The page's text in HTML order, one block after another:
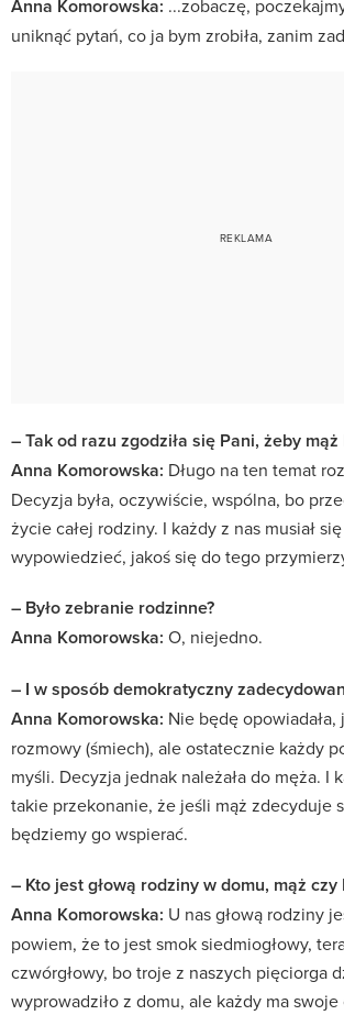
Anna Komorowska: ...zobaczę,
uniknąć pytań, co ja bym zrobiła, zanim
– Tak od razu zgodziła się Pani, żeby mąż
Anna Komorowska: Długo na ten temat
Decyzja była, oczywiście, wspólna, bo
życie całej rodziny. I każdy z nas musiał
wypowiedzieć, jakoś się do tego
– Było zebranie rodzinne?
Anna Komorowska: O, niejedno.
– I w sposób demokratyczny
Anna Komorowska: Nie będę opowiadała,
rozmowy (śmiech), ale ostatecznie każdy
myśli. Decyzja jednak należała do męża. I
takie przekonanie, że jeśli mąż zdecyduje
będziemy go wspierać.
– Kto jest głową rodziny w domu, mąż czy
Anna Komorowska: U nas głową rodziny
powiem, że to jest smok siedmiogłowy,
czwórgłowy, bo troje z naszych pięciorga
wyprowadziło z domu, ale każdy ma swoje